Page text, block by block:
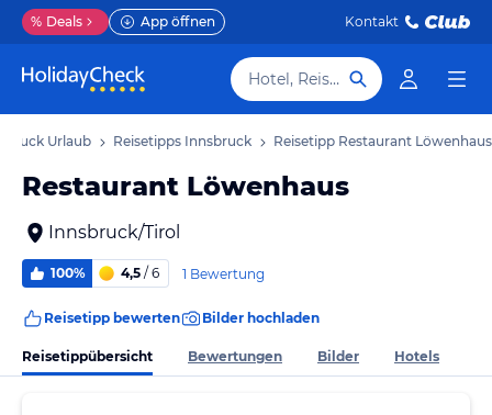
% Deals App öffnen Kontakt
Hotel, Reiseziel
Urlaub Reisetipps Innsbruck Reisetipp Restaurant Löwenhaus
Restaurant Löwenhaus
Innsbruck/Tirol
100% 4,5 / 6 1 Bewertung
Reisetipp bewerten Bilder hochladen
Reisetippübersicht Bewertungen Bilder Hotels